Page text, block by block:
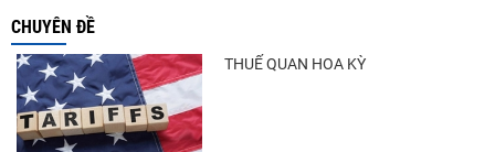
CHUYÊN ĐỀ
THUẾ QUAN HOA KỲ